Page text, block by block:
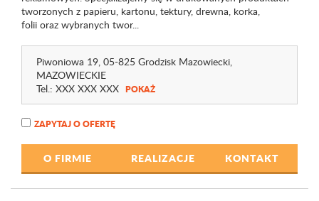
tworzonych z papieru, kartonu, tektury, drewna, korka,
folii oraz wybranych twor...
Piwoniowa 19, 05-825 Grodzisk Mazowiecki,
MAZOWIECKIE
Tel.: XXX XXX XXX POKAŻ
ZAPYTAJ O OFERTĘ
O FIRMIE REALIZACJE KONTAKT